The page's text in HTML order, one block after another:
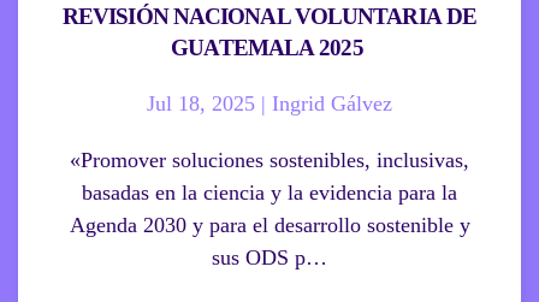
REVISIÓN NACIONAL VOLUNTARIA DE
GUATEMALA 2025
Jul 18, 2025 | Ingrid Gálvez
«Promover soluciones sostenibles, inclusivas,
basadas en la ciencia y la evidencia para la
Agenda 2030 y para el desarrollo sostenible y
sus ODS p…